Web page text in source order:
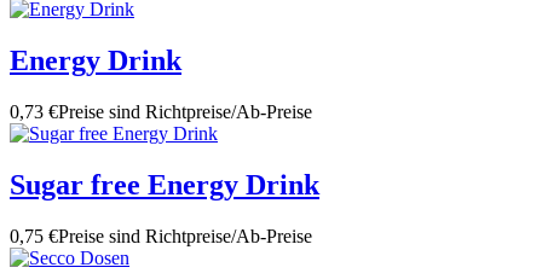
Energy Drink
0,73 €Preise sind Richtpreise/Ab-Preise
Sugar free Energy Drink
0,75 €Preise sind Richtpreise/Ab-Preise